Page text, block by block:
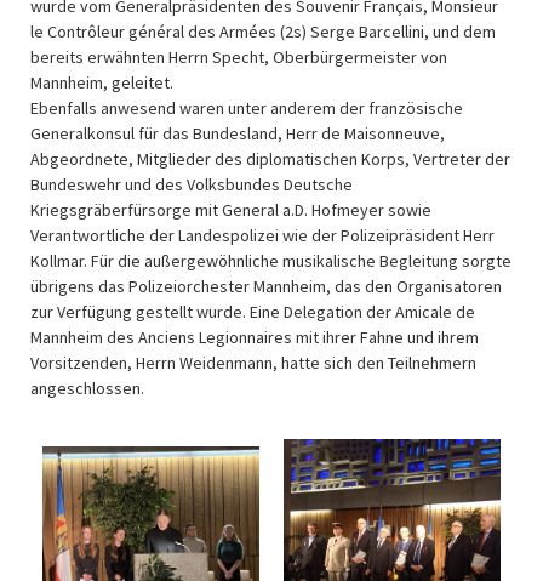
wurde vom Generalpräsidenten des Souvenir Français, Monsieur
le Contrôleur général des Armées (2s) Serge Barcellini, und dem
bereits erwähnten Herrn Specht, Oberbürgermeister von
Mannheim, geleitet.
Ebenfalls anwesend waren unter anderem der französische
Generalkonsul für das Bundesland, Herr de Maisonneuve,
Abgeordnete, Mitglieder des diplomatischen Korps, Vertreter der
Bundeswehr und des Volksbundes Deutsche
Kriegsgräberfürsorge mit General a.D. Hofmeyer sowie
Verantwortliche der Landespolizei wie der Polizeipräsident Herr
Kollmar. Für die außergewöhnliche musikalische Begleitung sorgte
übrigens das Polizeiorchester Mannheim, das den Organisatoren
zur Verfügung gestellt wurde. Eine Delegation der Amicale de
Mannheim des Anciens Legionnaires mit ihrer Fahne und ihrem
Vorsitzenden, Herrn Weidenmann, hatte sich den Teilnehmern
angeschlossen.